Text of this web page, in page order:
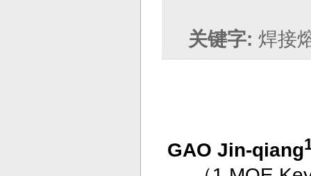
关键字: 焊接
GAO Jin-qiang